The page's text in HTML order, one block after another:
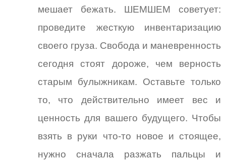
мешает бежать. ШЕМШЕМ советует:
проведите жесткую инвентаризацию
своего груза. Свобода и маневренность
сегодня стоят дороже, чем верность
старым булыжникам. Оставьте только
то, что действительно имеет вес и
ценность для вашего будущего. Чтобы
взять в руки что-то новое и стоящее,
нужно сначала разжать пальцы и